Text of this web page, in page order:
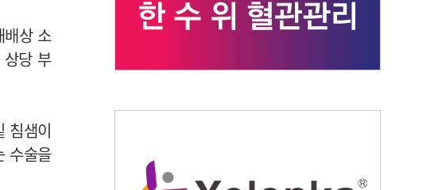
배상 소
당 부
침샘이
수술을